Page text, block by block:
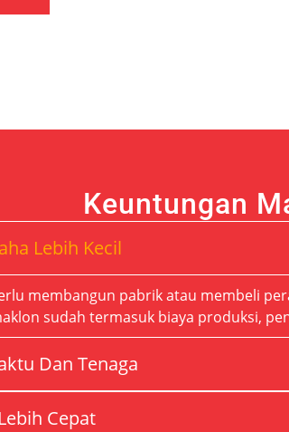
Keuntungan
Lebih Kecil
membangun pabrik atau membeli
sudah termasuk biaya produksi,
Dan Tenaga
Cepat